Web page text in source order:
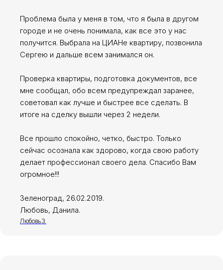
Проблема была у меня в том, что я была в другом
городе и не очень понимала, как все это у нас
получится. Выбрала на ЦИАНе квартиру, позвонила
Сергею и дальше всем занимался он.
Проверка квартиры, подготовка документов, все
мне сообщал, обо всем предупреждал заранее,
советовал как лучше и быстрее все сделать. В
итоге на сделку вышли через 2 недели.
Все прошло спокойно, четко, быстро. Только
сейчас осознала как здорово, когда свою работу
делает профессионал своего дела. Спасибо Вам
огромное!!!
Зеленоград, 26.02.2019.
Любовь, Данила.
Любовь З.
Москва, г. Зеленоград,
Сергей Заводских